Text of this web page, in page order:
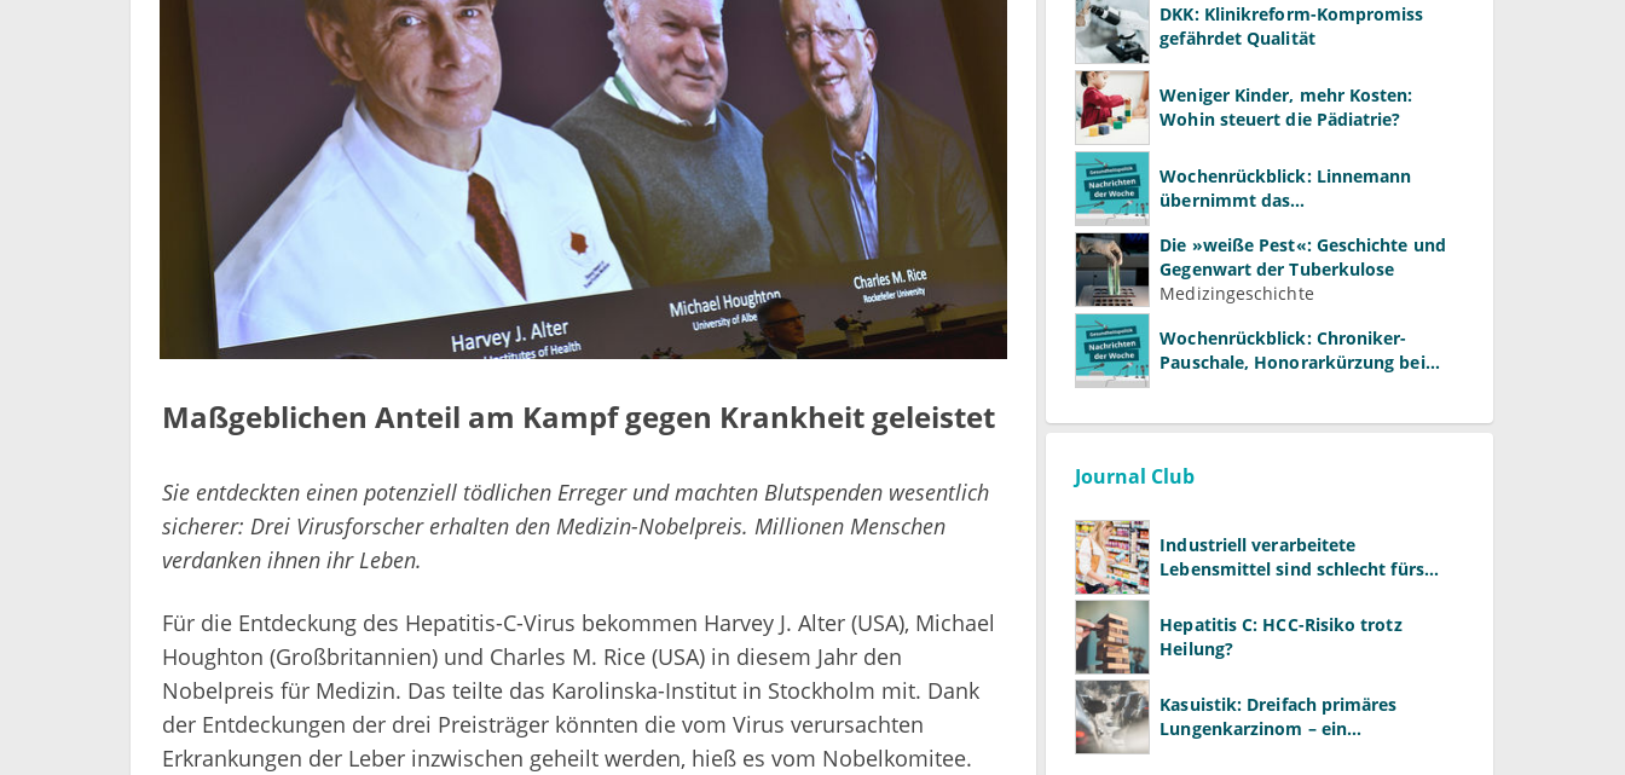
Maßgeblichen Anteil am Kampf gegen Krankheit geleistet
Sie entdeckten einen potenziell tödlichen Erreger und machten Blutspenden wesentlich
sicherer: Drei Virusforscher erhalten den Medizin-Nobelpreis. Millionen Menschen
verdanken ihnen ihr Leben.
Für die Entdeckung des Hepatitis-C-Virus bekommen Harvey J. Alter (USA), Michael
Houghton (Großbritannien) und Charles M. Rice (USA) in diesem Jahr den
Nobelpreis für Medizin. Das teilte das Karolinska-Institut in Stockholm mit. Dank
der Entdeckungen der drei Preisträger könnten die vom Virus verursachten
Erkrankungen der Leber inzwischen geheilt werden, hieß es vom Nobelkomitee.
DKK: Klinikreform-Kompromiss
gefährdet Qualität
Weniger Kinder, mehr Kosten:
Wohin steuert die Pädiatrie?
Wochenrückblick: Linnemann
übernimmt das
Warken
Die »weiße Pest«: Geschichte und
Gegenwart der Tuberkulose
Medizingeschichte
Wochenrückblick: Chroniker-
Pauschale, Honorarkürzung bei
Journal Club
Industriell verarbeitete
Lebensmittel sind schlecht fürs
Hepatitis C: HCC-Risiko trotz
Heilung?
Kasuistik: Dreifach primäres
Lungenkarzinom – ein